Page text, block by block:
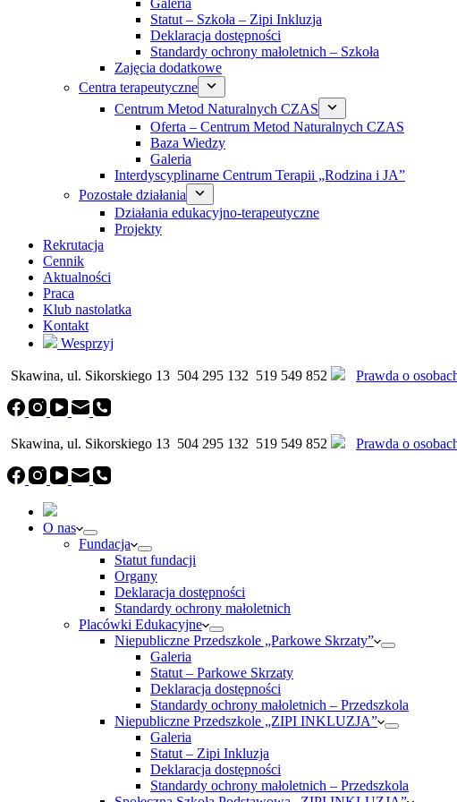
Galeria
Statut – Szkoła – Zipi Inkluzja
Deklaracja dostępności
Standardy ochrony małoletnich – Szkoła
Zajęcia dodatkowe
Centra terapeutyczne
Centrum Metod Naturalnych CZAS
Oferta – Centrum Metod Naturalnych CZAS
Baza Wiedzy
Galeria
Interdyscyplinarne Centrum Terapii „Rodzina i JA”
Pozostałe działania
Działania edukacyjno-terapeutyczne
Projekty
Rekrutacja
Cennik
Aktualności
Praca
Klub nastolatka
Kontakt
Wesprzyj
Skawina, ul. Sikorskiego 13 504 295 132 519 549 852 Prawda o
Skawina, ul. Sikorskiego 13 504 295 132 519 549 852 Prawda o
O nas
Fundacja
Statut fundacji
Organy
Deklaracja dostępności
Standardy ochrony małoletnich
Placówki Edukacyjne
Niepubliczne Przedszkole „Parkowe Skrzaty”
Galeria
Statut – Parkowe Skrzaty
Deklaracja dostępności
Standardy ochrony małoletnich – Przedszkola
Niepubliczne Przedszkole „ZIPI INKLUZJA”
Galeria
Statut – Zipi Inkluzja
Deklaracja dostępności
Standardy ochrony małoletnich – Przedszkola